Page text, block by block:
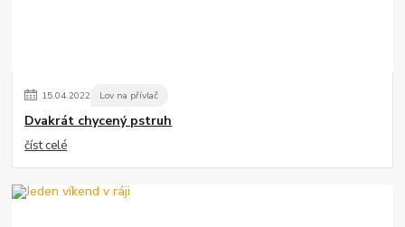
15.04.2022 Lov na přívlač
Dvakrát chycený pstruh
číst celé